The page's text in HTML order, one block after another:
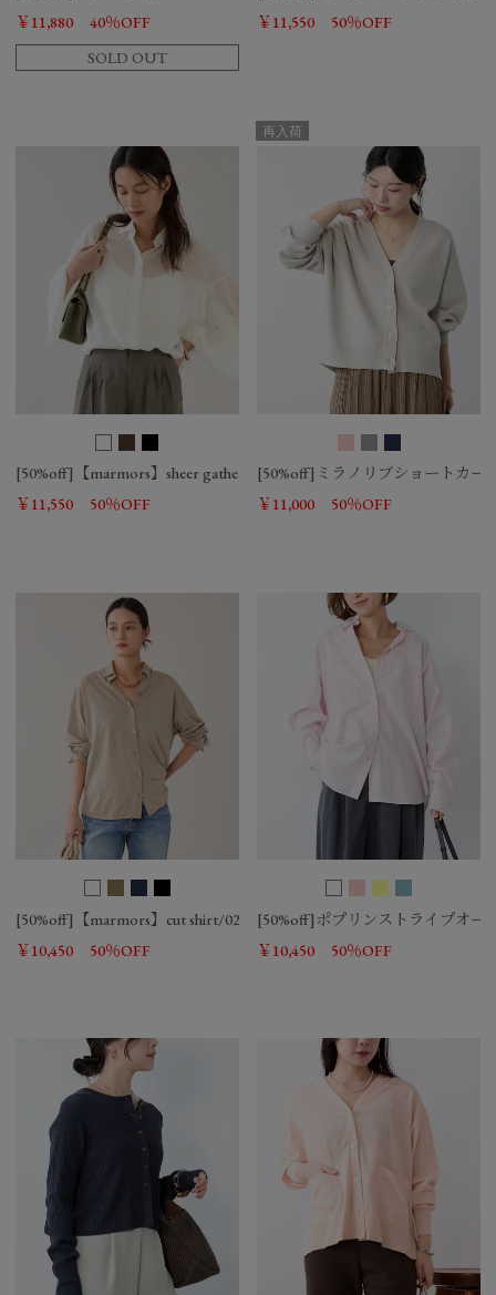
￥11,880
40％OFF
SOLD OUT
￥11,550
50％OFF
[50%off]【marmors】sheer gather blouse-cool touch
￥11,550
50％OFF
再入荷
[50%off]ミラノリブショートカー
￥11,000
50％OFF
[50%off]【marmors】cut shirt/0224201050
￥10,450
50％OFF
[50%off]ポプリンストライプオー
￥10,450
50％OFF